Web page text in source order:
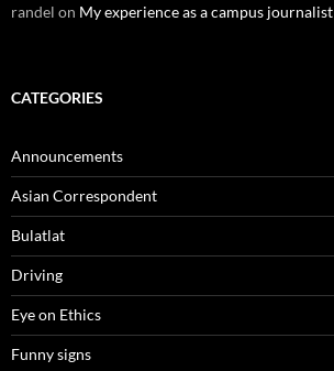
randel on My experience as a campus journalist
CATEGORIES
Announcements
Asian Correspondent
Bulatlat
Driving
Eye on Ethics
Funny signs